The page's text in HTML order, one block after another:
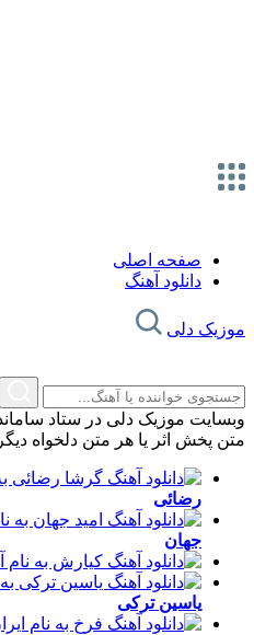
صفحه اصلی
دانلود آهنگ
موزیک دلی
وبسایت موزیک دلی در ستاد
متن پخش اثر یا هر متن دلخواه دیگر
رضائی
جهان
یاسین ترکی